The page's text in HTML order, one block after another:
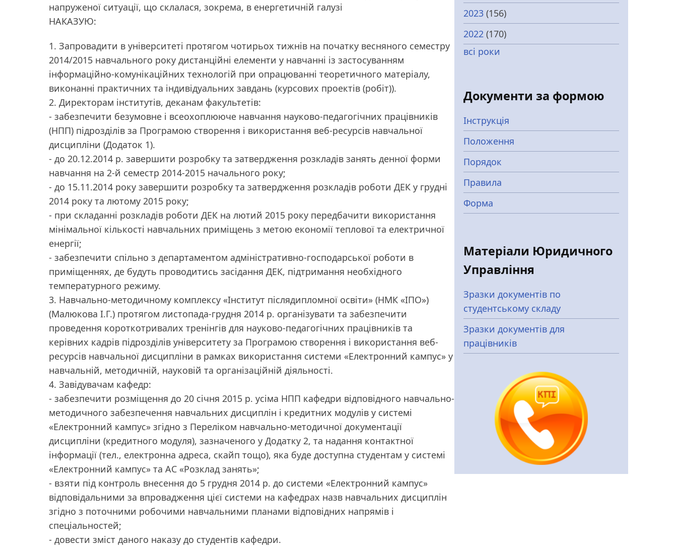
напруженої ситуації, що склалася, зокрема, в енергетичній галузі
НАКАЗУЮ:
1. Запровадити в університеті протягом чотирьох тижнів на початку весняного семестру
2014/2015 навчального року дистанційні елементи у навчанні із застосуванням
інформаційно-комунікаційних технологій при опрацюванні теоретичного матеріалу,
виконанні практичних та індивідуальних завдань (курсових проектів (робіт)).
2. Директорам інститутів, деканам факультетів:
- забезпечити безумовне і всеохоплююче навчання науково-педагогічних працівників
(НПП) підрозділів за Програмою створення і використання веб-ресурсів навчальної
дисципліни (Додаток 1).
- до 20.12.2014 р. завершити розробку та затвердження розкладів занять денної форми
навчання на 2-й семестр 2014-2015 начального року;
- до 15.11.2014 року завершити розробку та затвердження розкладів роботи ДЕК у грудні
2014 року та лютому 2015 року;
- при складанні розкладів роботи ДЕК на лютий 2015 року передбачити використання
мінімальної кількості навчальних приміщень з метою економії теплової та електричної
енергії;
- забезпечити спільно з департаментом адміністративно-господарської роботи в
приміщеннях, де будуть проводитись засідання ДЕК, підтримання необхідного
температурного режиму.
3. Навчально-методичному комплексу «Інститут післядипломної освіти» (НМК «ІПО»)
(Малюкова І.Г.) протягом листопада-грудня 2014 р. організувати та забезпечити
проведення короткотривалих тренінгів для науково-педагогічних працівників та
керівних кадрів підрозділів університету за Програмою створення і використання веб-
ресурсів навчальної дисципліни в рамках використання системи «Електронний кампус» у
навчальній, методичній, науковій та організаційній діяльності.
4. Завідувачам кафедр:
- забезпечити розміщення до 20 січня 2015 р. усіма НПП кафедри відповідного навчально-
методичного забезпечення навчальних дисциплін і кредитних модулів у системі
«Електронний кампус» згідно з Переліком навчально-методичної документації
дисципліни (кредитного модуля), зазначеного у Додатку 2, та надання контактної
інформації (тел., електронна адреса, скайп тощо), яка буде доступна студентам у системі
«Електронний кампус» та АС «Розклад занять»;
- взяти під контроль внесення до 5 грудня 2014 р. до системи «Електронний кампус»
відповідальними за впровадження цієї системи на кафедрах назв навчальних дисциплін
згідно з поточними робочими навчальними планами відповідних напрямів і
спеціальностей;
- довести зміст даного наказу до студентів кафедри.
2023 (156)
2022 (170)
всі роки
Документи за формою
Інструкція
Положення
Порядок
Правила
Форма
Матеріали Юридичного
Управління
Зразки документів по
студентському складу
Зразки документів для
працівників